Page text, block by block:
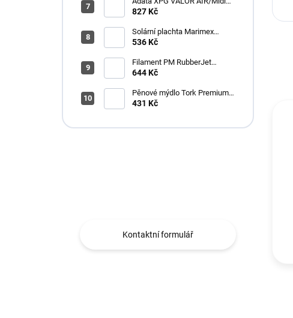
Tower/Transpar./Černá
827 Kč
Solární plachta Marimex
průměr 3,6 m černá
536 Kč
Filament PM RubberJet
TPE88 (pružná) 1,75mm,
644 Kč
Pěnové mýdlo Tork Premium
Antimikrobiální 1l S4
431 Kč
Kontaktní formulář